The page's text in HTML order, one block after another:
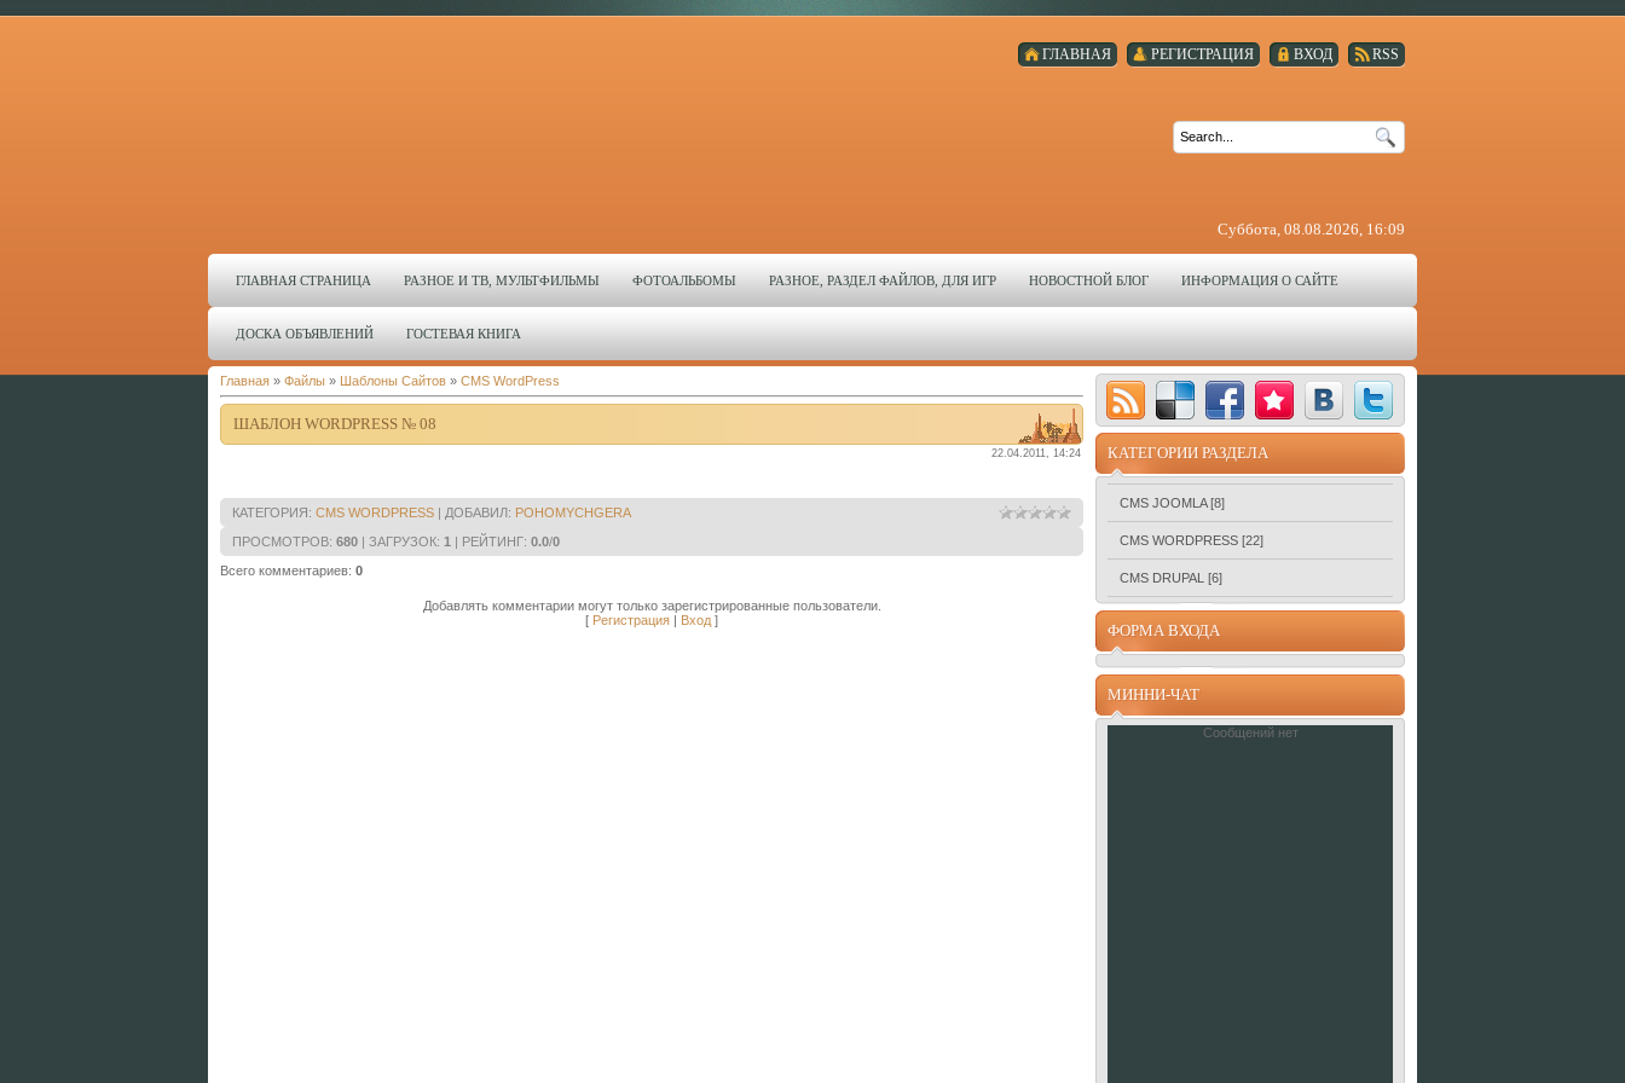
RSS
ВХОД
РЕГИСТРАЦИЯ
ГЛАВНАЯ
Суббота, 08.08.2026, 16:09
ГЛАВНАЯ СТРАНИЦА РАЗНОЕ И ТВ, МУЛЬТФИЛЬМЫ ФОТОАЛЬБОМЫ РАЗНОЕ, РАЗДЕЛ ФАЙЛОВ, ДЛЯ ИГР НОВОСТНОЙ БЛОГ ИНФОРМАЦИЯ О САЙТЕ
ДОСКА ОБЪЯВЛЕНИЙ ГОСТЕВАЯ КНИГА
Главная » Файлы » Шаблоны Сайтов » CMS WordPress
ШАБЛОН WORDPRESS № 08
22.04.2011, 14:24
КАТЕГОРИЯ: CMS WORDPRESS | ДОБАВИЛ: POHOMYCHGERA
ПРОСМОТРОВ: 680 | ЗАГРУЗОК: 1 | РЕЙТИНГ: 0.0/0
Всего комментариев: 0
Добавлять комментарии могут только зарегистрированные пользователи.
[ Регистрация | Вход ]
КАТЕГОРИИ РАЗДЕЛА
CMS JOOMLA [8]
CMS WORDPRESS [22]
CMS DRUPAL [6]
ФОРМА ВХОДА
МИННИ-ЧАТ